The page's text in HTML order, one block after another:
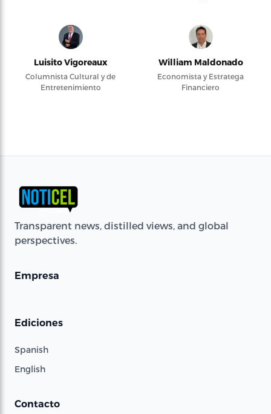
Luisito Vigoreaux
Columnista Cultural y de
Entretenimiento
William Maldonado
Economista y Estratega
Financiero
Transparent news, distilled views, and global
perspectives.
Empresa
Ediciones
Spanish
English
Contacto